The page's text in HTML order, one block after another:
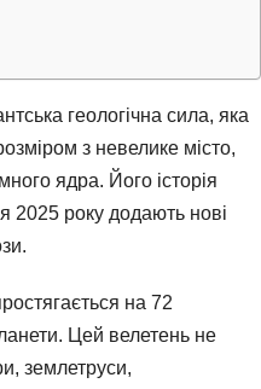
геологічна сила, яка
з невелике місто,
ядра. Його історія
2025 року додають нові
на 72
Цей велетень не
землетруси,